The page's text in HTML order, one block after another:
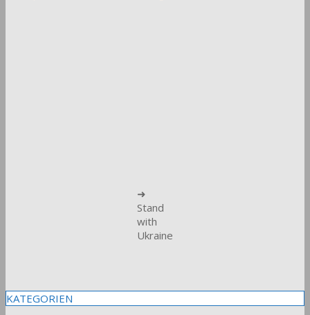
➜
Stand
with
Ukraine
KATEGORIEN